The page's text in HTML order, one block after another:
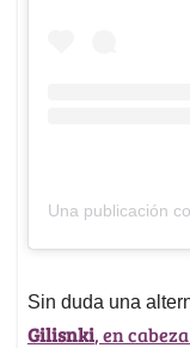
Una publicación
Sin duda una
Gilisnki, en